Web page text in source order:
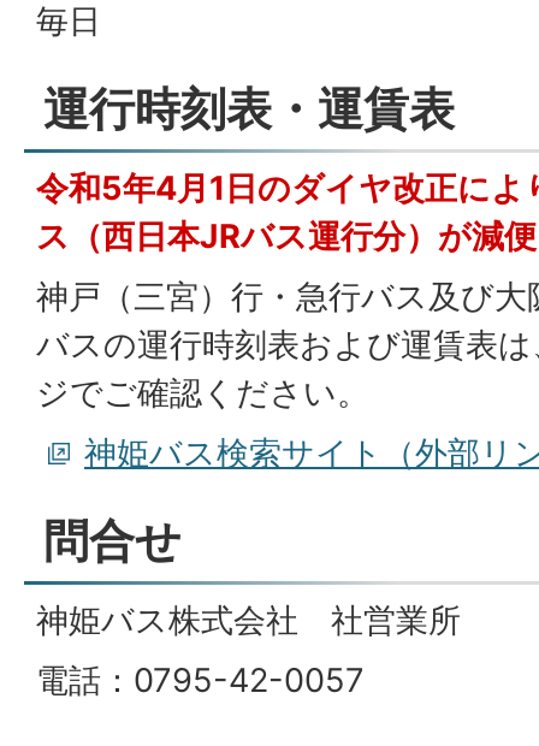
毎日
運行時刻表・運賃表
令和5年4月1日のダイヤ改正に
ス（西日本JRバス運行分）が減
神戸（三宮）行・急行バス及び
バスの運行時刻表および運賃表
ジでご確認ください。
神姫バス検索サイト（外部リ
問合せ
神姫バス株式会社 社営業所
電話：0795-42-0057